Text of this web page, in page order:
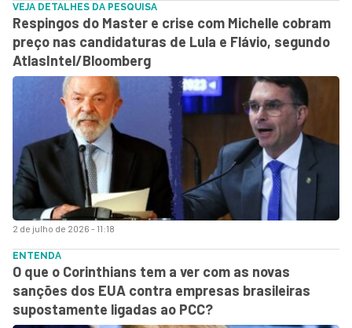
2 de julho de 2026 - 11:18
VEJA DETALHES DA PESQUISA
Respingos do Master e crise com Michelle cobram
preço nas candidaturas de Lula e Flávio, segundo
AtlasIntel/Bloomberg
ENTENDA
O que o Corinthians tem a ver com as novas
sanções dos EUA contra empresas brasileiras
supostamente ligadas ao PCC?